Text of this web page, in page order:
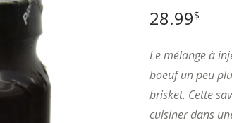
28.99$
Le mélange à
boeuf un peu
brisket. Cette
cuisiner dans